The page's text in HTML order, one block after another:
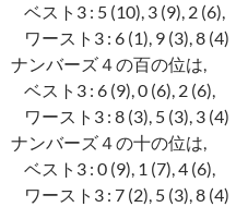
ベスト3 : 5 (10), 3 (9), 2 (6),
ワースト3 : 6 (1), 9 (3), 8 (4)
ナンバーズ４の百の位は,
ベスト3 : 6 (9), 0 (6), 2 (6),
ワースト3 : 8 (3), 5 (3), 3 (4)
ナンバーズ４の十の位は,
ベスト3 : 0 (9), 1 (7), 4 (6),
ワースト3 : 7 (2), 5 (3), 8 (4)